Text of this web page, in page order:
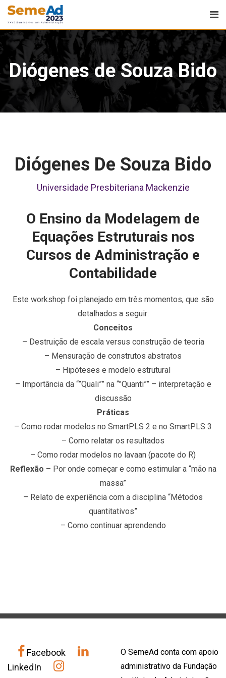
Diógenes de Souza Bido
Diógenes De Souza Bido
Universidade Presbiteriana Mackenzie
O Ensino da Modelagem de
Equações Estruturais nos
Cursos de Administração e
Contabilidade
Este workshop foi planejado em três momentos, que são
detalhados a seguir:
Conceitos
– Destruição de escala versus construção de teoria
– Mensuração de construtos abstratos
– Hipóteses e modelo estrutural
– Importância da “”Quali”” na “”Quanti”” – interpretação e
discussão
Práticas
– Como rodar modelos no SmartPLS 2 e no SmartPLS 3
– Como relatar os resultados
– Como rodar modelos no lavaan (pacote do R)
Reflexão – Por onde começar e como estimular a “mão na
massa”
– Relato de experiência com a disciplina “Métodos
quantitativos”
– Como continuar aprendendo
Facebook
LinkedIn
O SemeAd conta com apoio
administrativo da Fundação